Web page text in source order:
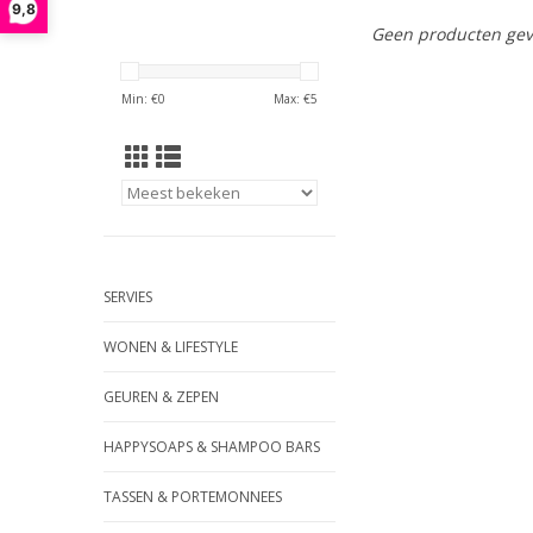
9,8
Min: €0 Max: €5
SERVIES
WONEN & LIFESTYLE
GEUREN & ZEPEN
HAPPYSOAPS & SHAMPOO BARS
TASSEN & PORTEMONNEES
Geen producten